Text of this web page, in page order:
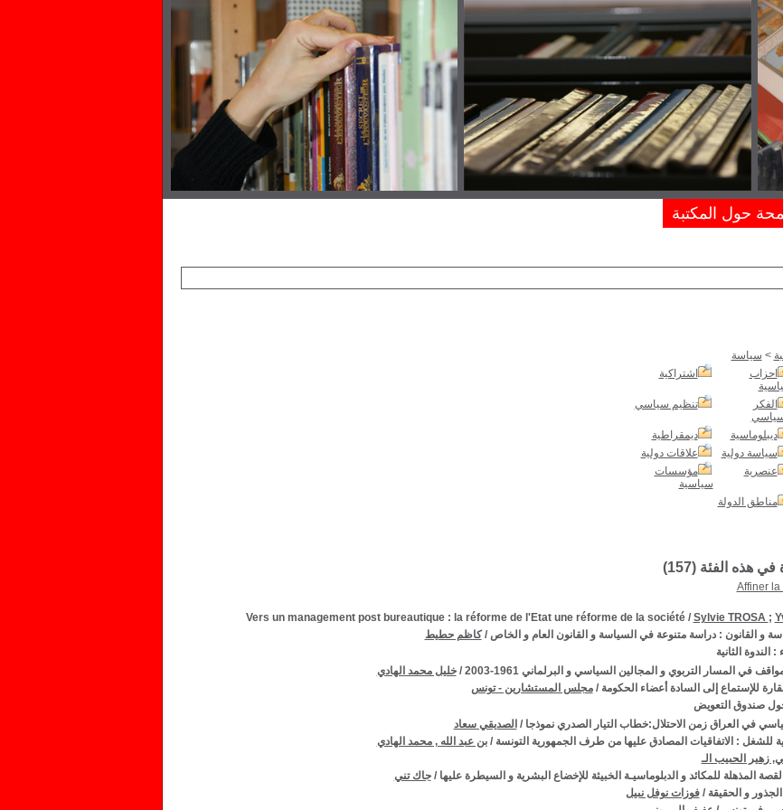
> سياسة
احزاب
اشتراكية
الفكر
تنظيم سياسي
ديبلوماسية
ديمقراطية
سياسة دولية
علاقات دولية
عنصرية
مؤسسات
سياسية
مناطق الدولة
في هذه الفئة (157
)
Affiner la
Vers un management post bureautique : la réforme de l'Etat une réforme de la société/ Sylvie TROSA ;
و القانون : دراسة متنوعة في السياسة و القانون العام و الخاص /كاظم حطيط
: الندوة الثانية
في المسار التربوي و المجالين السياسي و البرلماني 1961-2003
/خليل محمد الهادي
للإستماع إلى السادة أعضاء الحكومة /مجلس المستشارين - تونس
حول صندوق التعويض
في العراق زمن الاحتلال:خطاب التيار الصدري نموذجا / الصديقي سعاد
للشغل : الاتفاقيات المصادق عليها من طرف الجمهورية التونسة /بن عبد الله , محمد الهادي
زهير الحبيب الـ
القصة المذهلة للمكائد و الدبلوماسيـة الخبيثة للإخضاع البشرية و السيطرة عليها /جاك تني
و الحقيقة /فوزات نوفل نبيل
حول المكتبة